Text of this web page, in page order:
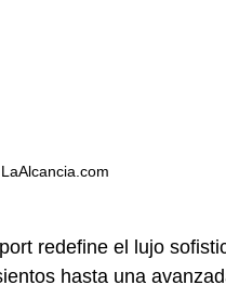
redefine el lujo
hasta una